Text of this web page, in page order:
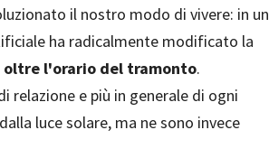
il nostro modo di vivere: in un
ha radicalmente modificato la
l'orario del tramonto.
relazione e più in generale di ogni
luce solare, ma ne sono invece